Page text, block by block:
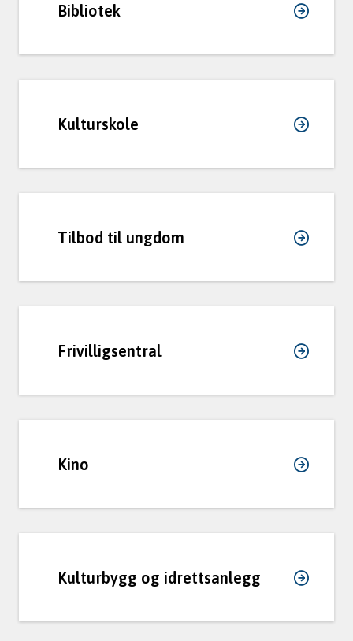
m
u
Bibliotek
Kulturskole
Tilbod til ungdom
Frivilligsentral
Kino
Kulturbygg og idrettsanlegg